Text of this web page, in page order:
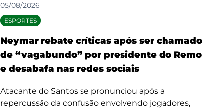
05/08/2026
ESPORTES
Neymar rebate críticas após ser chamado
de “vagabundo” por presidente do Remo
e desabafa nas redes sociais
Atacante do Santos se pronunciou após a
repercussão da confusão envolvendo jogadores,